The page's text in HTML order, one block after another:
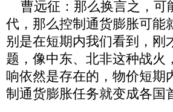
曹远征：那么换言之，可
代，那么控制通货膨胀可能
别是在短期内我们看到，刚
题，像中东、北非这种战火
响依然是存在的，物价短期
制通货膨胀任务就变成各国